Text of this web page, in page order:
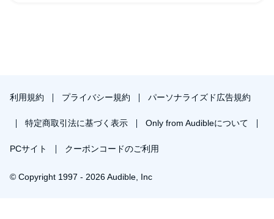
利用規約 プライバシー規約 パーソナライズド広告規約
特定商取引法に基づく表示 Only from Audibleについて
PCサイト クーポンコードのご利用
© Copyright 1997 - 2026 Audible, Inc